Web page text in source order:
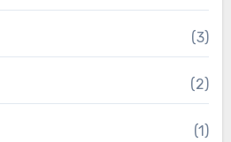
(3)
(2)
(1)